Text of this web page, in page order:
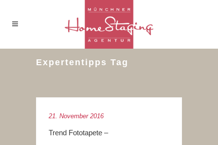
Expertentipps Tag
21. November 2016
Trend Fototapete –